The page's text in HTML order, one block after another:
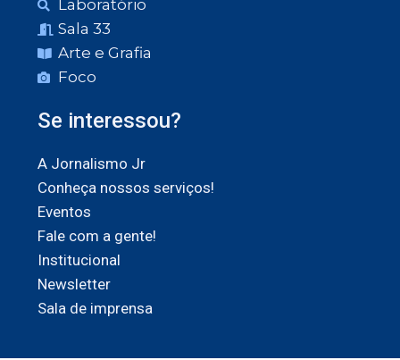
Laboratório
Sala 33
Arte e Grafia
Foco
Se interessou?
A Jornalismo Jr
Conheça nossos serviços!
Eventos
Fale com a gente!
Institucional
Newsletter
Sala de imprensa